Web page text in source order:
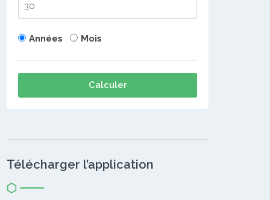
Années Mois
Calculer
Télécharger l’application